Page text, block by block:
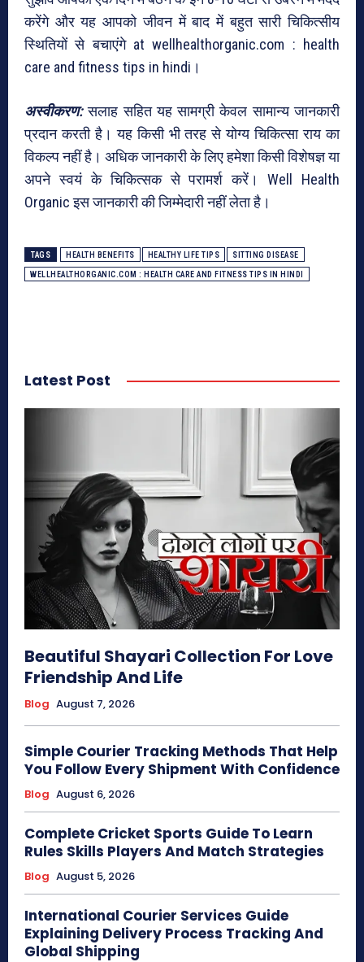
करेंगे और यह आपको जीवन में बाद में बहुत सारी चिकित्सीय
स्थितियों से बचाएंगे at wellhealthorganic.com : health
care and fitness tips in hindi।
अस्वीकरण: सलाह सहित यह सामग्री केवल सामान्य जानकारी
प्रदान करती है। यह किसी भी तरह से योग्य चिकित्सा राय का
विकल्प नहीं है। अधिक जानकारी के लिए हमेशा किसी विशेषज्ञ या
अपने स्वयं के चिकित्सक से परामर्श करें। Well Health
Organic इस जानकारी की जिम्मेदारी नहीं लेता है।
TAGS HEALTH BENEFITS HEALTHY LIFE TIPS SITTING DISEASE
WELLHEALTHORGANIC.COM : HEALTH CARE AND FITNESS TIPS IN HINDI
Latest Post
Beautiful Shayari Collection For Love
Friendship And Life
Blog August 7, 2026
Simple Courier Tracking Methods That Help
You Follow Every Shipment With Confidence
Blog August 6, 2026
Complete Cricket Sports Guide To Learn
Rules Skills Players And Match Strategies
Blog August 5, 2026
International Courier Services Guide
Explaining Delivery Process Tracking And
Global Shipping